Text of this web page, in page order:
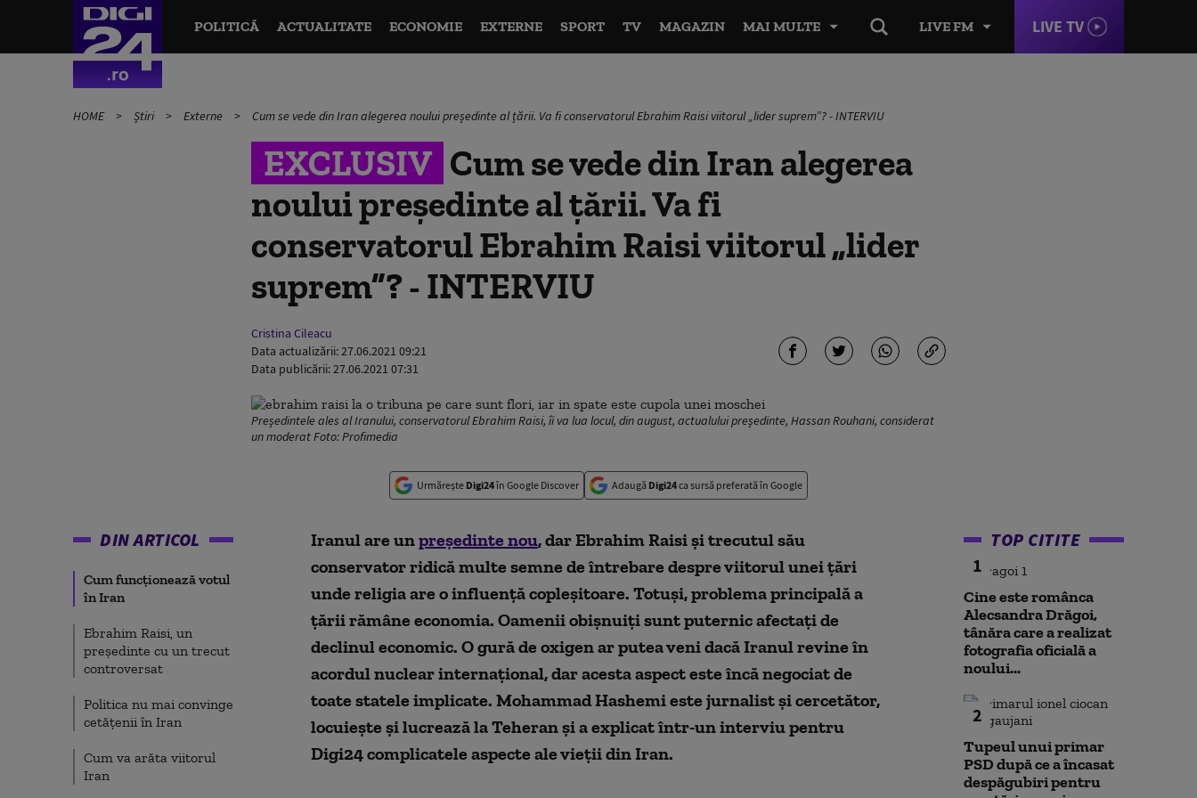
LIVE FM LIVE TV
POLITICĂ ACTUALITATE ECONOMIE EXTERNE SPORT TV MAGAZIN MAI MULTE
HOME Știri Externe Cum se vede din Iran alegerea noului președinte al țării. Va fi conservatorul Ebrahim Raisi viitorul „lider suprem”? - INTERVIU
EXCLUSIV Cum se vede din Iran alegerea
noului președinte al țării. Va fi
conservatorul Ebrahim Raisi viitorul „lider
suprem”? - INTERVIU
Cristina Cileacu
Data actualizării:27.06.2021 09:21
Data publicării:27.06.2021 07:31
Președintele ales al Iranului, conservatorul Ebrahim Raisi, îi va lua locul, din august, actualului președinte, Hassan Rouhani, considerat
un moderat Foto: Profimedia
Urmărește Digi24în Google Discover Adaugă Digi24ca sursă preferată în Google
DIN ARTICOL
Cum funcționează votul
în Iran
Ebrahim Raisi, un
președinte cu un trecut
controversat
Politica nu mai convinge
cetățenii în Iran
Cum va arăta viitorul
Iran
Iranul are unpreședinte nou, dar Ebrahim Raisi și trecutul său
conservator ridică multe semne de întrebare despre viitorul unei țări
unde religia are o influență copleșitoare. Totuși, problema principală a
țării rămâne economia. Oamenii obișnuiți sunt puternic afectați de
declinul economic. O gură de oxigen ar putea veni dacă Iranul revine în
acordul nuclear internațional, dar acesta aspect este încă negociat de
toate statele implicate. Mohammad Hashemi este jurnalist și cercetător,
locuiește și lucrează la Teheran și a explicat într-un interviu pentru
Digi24 complicatele aspecte ale vieții din Iran.
TOP CITITE
1
Cine este românca
Alecsandra Drăgoi,
tânăra care a realizat
fotografia oficială a
noului...
2
Tupeul unui primar
PSD după ce a încasat
despăgubiri pentru